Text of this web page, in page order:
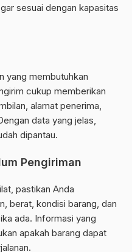
sesuai dengan kapasitas
yang membutuhkan
cukup memberikan
alamat penerima,
data yang jelas,
dipantau.
Pengiriman
pastikan Anda
berat, kondisi barang, dan
ada. Informasi yang
apakah barang dapat